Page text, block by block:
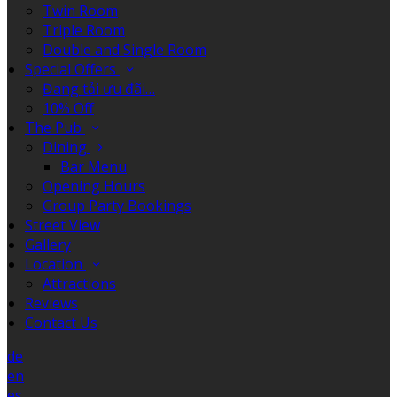
Twin Room
Triple Room
Double and Single Room
Special Offers
Đang tải ưu đãi…
10% Off
The Pub
Dining
Bar Menu
Opening Hours
Group Party Bookings
Street View
Gallery
Location
Attractions
Reviews
Contact Us
de
en